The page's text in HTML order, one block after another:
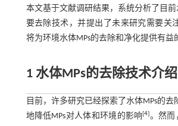
本文基于文献调研结果，系统分析了目前
要去除技术，并提出了未来研究需要关
将为环境水体MPs的去除和净化提供有益
1 水体MPs的去除技术介绍
目前，许多研究已经探索了水体MPs的去
地降低MPs对人体和环境的影响[4]。然而